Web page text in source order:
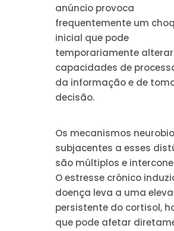
anúncio provoca
frequentemente um
inicial que pode
temporariamente
capacidades de
da informação e de
decisão.
Os mecanismos
subjacentes a esses
são múltiplos e
O estresse crônico
doença leva a uma
persistente do cortisol,
que pode afetar